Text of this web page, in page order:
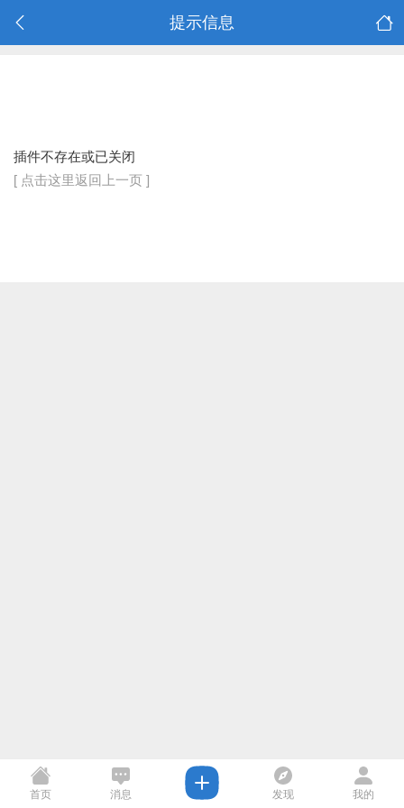
提示信息
插件不存在或已关闭
[ 点击这里返回上一页 ]
首页 消息 发现 我的